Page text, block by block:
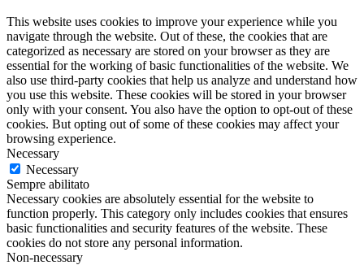
This website uses cookies to improve your experience while you
navigate through the website. Out of these, the cookies that are
categorized as necessary are stored on your browser as they are
essential for the working of basic functionalities of the website. We
also use third-party cookies that help us analyze and understand how
you use this website. These cookies will be stored in your browser
only with your consent. You also have the option to opt-out of these
cookies. But opting out of some of these cookies may affect your
browsing experience.
Necessary
Necessary
Sempre abilitato
Necessary cookies are absolutely essential for the website to
function properly. This category only includes cookies that ensures
basic functionalities and security features of the website. These
cookies do not store any personal information.
Non-necessary